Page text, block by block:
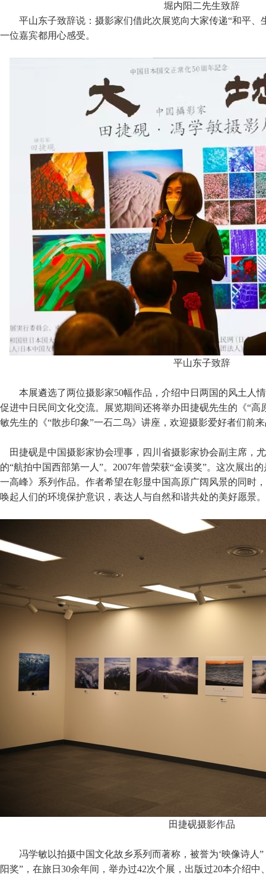
堀内阳二先生致辞
平山东子致辞说：摄影家们借此次展览向大家传递“和平、
一位嘉宾都用心感受。
平山东子致辞
本展遴选了两位摄影家50幅作品，介绍中日两国的风土人
促进中日民间文化交流。展览期间还将举办田捷砚先生的《“高
敏先生的《“散步印象”一石二鸟》讲座，欢迎摄影爱好者们前
田捷砚是中国摄影家协会理事，四川省摄影家协会副主席，
的“航拍中国西部第一人”。2007年曾荣获“金谟奖”。这次展出
一高峰》系列作品。作者希望在彰显中国高原广阔风景的同时
唤起人们的环境保护意识，表达人与自然和谐共处的美好愿景。
田捷砚摄影作品
冯学敏以拍摄中国文化故乡系列而著称，被誉为‘映像诗人
阳奖”，在旅日30余年间，举办过42次个展，出版过20本介绍